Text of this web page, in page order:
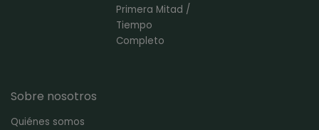
Primera Mitad /
Tiempo
Completo
Sobre nosotros
Quiénes somos